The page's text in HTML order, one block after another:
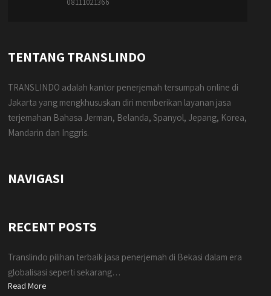
08111021366
TENTANG TRANSLINDO
TRANSLINDO adalah kantor penerjemah tersumpah online di
Jakarta yang mengkhususkan diri memberikan layanan jasa
terjemahan Bahasa Jerman, Belanda, Spanyol, Jepang, Korea,
Mandarin dan Inggris.
NAVIGASI
RECENT POSTS
Translindo pilihan terbaik jasa penerjemah di Bekasi dalam era
globalisasi seperti sekarang…
Read More